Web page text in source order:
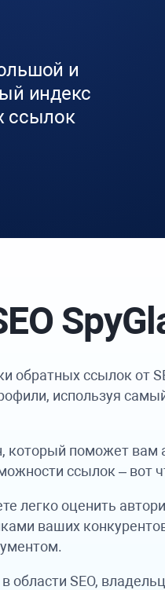
и
индекс
ссылок
обратных ссылок от
используя
который поможет вам
ссылок – вот
оценить
ваших
SEO,